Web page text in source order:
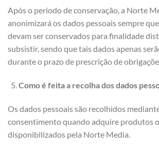
Após o período de conservação, a Norte
anonimizará os dados pessoais sempre
devam ser conservados para finalidade
subsistir, sendo que tais dados apenas
durante o prazo de prescrição de
Como é feita a recolha dos dados
Os dados pessoais são recolhidos
consentimento quando adquire produtos
disponibilizados pela Norte Media.